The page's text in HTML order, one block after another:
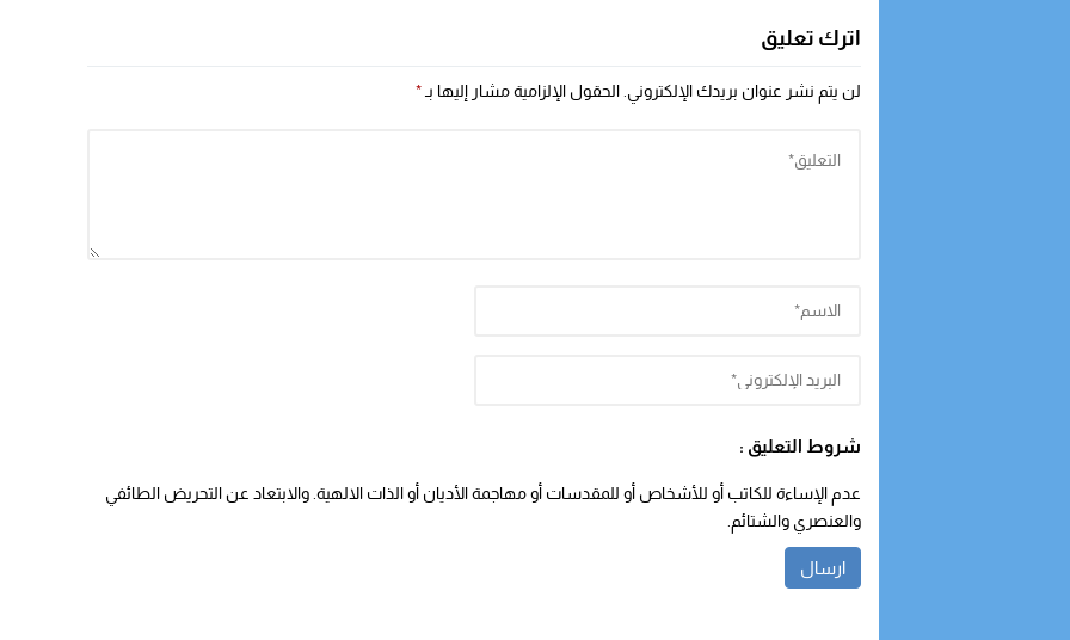
اترك تعليق
لن يتم نشر عنوان بريدك الإلكتروني. الحقول الإلزامية مشار إليها بـ *
شروط التعليق :
عدم الإساءة للكاتب أو للأشخاص أو للمقدسات أو مهاجمة الأديان أو الذات الالهية. والابتعاد عن التحريض الطائفي
والعنصري والشتائم.